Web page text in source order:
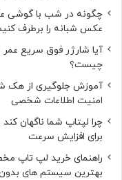
چگونه در شب با گوشی
عکس شبانه را برطرف
آیا شارژر فوق سریع
چیست؟
امنیت اطلاعات شخصی
برای افزایش سرعت
بهترین سیستم های